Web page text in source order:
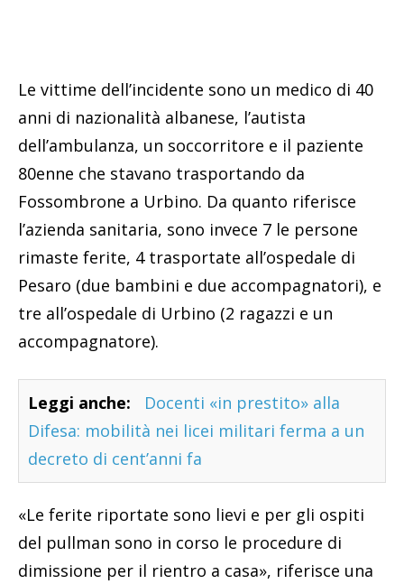
Le vittime dell’incidente sono un medico di 40
anni di nazionalità albanese, l’autista
dell’ambulanza, un soccorritore e il paziente
80enne che stavano trasportando da
Fossombrone a Urbino. Da quanto riferisce
l’azienda sanitaria, sono invece 7 le persone
rimaste ferite, 4 trasportate all’ospedale di
Pesaro (due bambini e due accompagnatori), e
tre all’ospedale di Urbino (2 ragazzi e un
accompagnatore).
Leggi anche:
Docenti «in prestito» alla
Difesa: mobilità nei licei militari ferma a un
decreto di cent’anni fa
«Le ferite riportate sono lievi e per gli ospiti
del pullman sono in corso le procedure di
dimissione per il rientro a casa», riferisce una